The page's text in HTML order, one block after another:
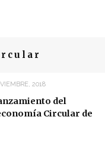
2018
del
Circular de